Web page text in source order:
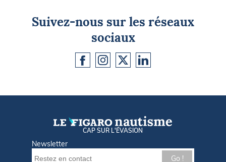
Suivez-nous sur les réseaux
sociaux
CAP SUR L'ÉVASION
Newsletter
Go !